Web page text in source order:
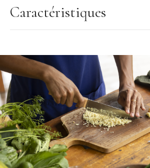
Manche en bois agréable
Fabriqué en France
Couteau d'office
Longueur de la lame : 10 cm
Matière de la lame : Inox
Matière du manche : bois (hêtre)
Couleur du manche : naturel (marron)
Manche vernis
Lame lisse
Lot de 2 couteaux
Fabriqué en France
Caractéristiques